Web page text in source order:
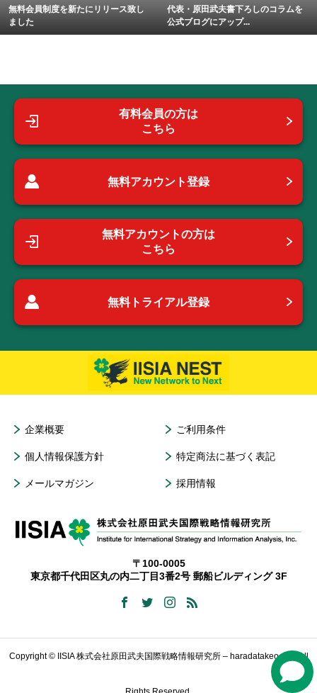
無料会員制度を新たにリリース致し
ました
代表・原田武夫書下ろしのコラムを
公式ブログにアップ...
有料会員の方は
こちら
無料アカウント登録
無料アカウントの方は
こちら
無料トライアル登録
企業概要 ご利用条件
個人情報保護方針 特定商法に基づく表記
メールマガジン 採用情報
〒100-0005
東京都千代田区丸の内二丁目3番2号 郵船ビルディング 3F
Copyright © IISIA 株式会社原田武夫国際戦略情報研究所 – haradatakeo.com All